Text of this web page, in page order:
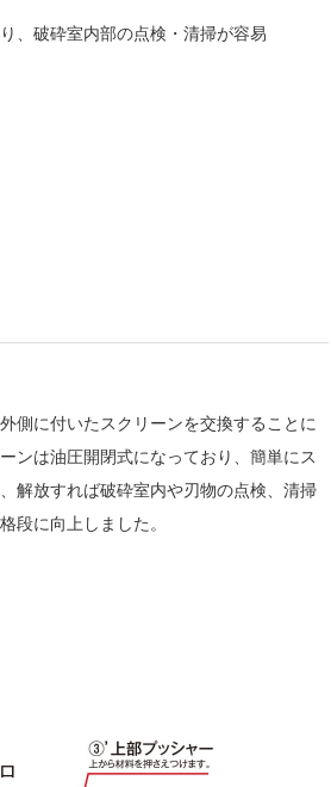
、破砕室内部の点検・清掃が容易
側に付いたスクリーンを交換することに
ンは油圧開閉式になっており、簡単にス
解放すれば破砕室内や刃物の点検、清掃
段に向上しました。